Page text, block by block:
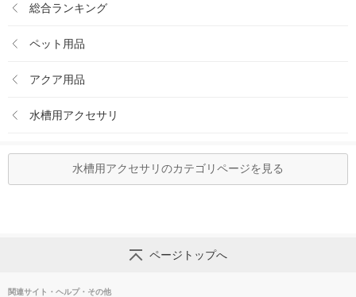
総合ランキング
ペット用品
アクア用品
水槽用アクセサリ
水槽用アクセサリのカテゴリページを見る
ページトップへ
関連サイト・ヘルプ・その他